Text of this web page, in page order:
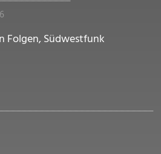
Folgen, Südwestfunk
Hahn